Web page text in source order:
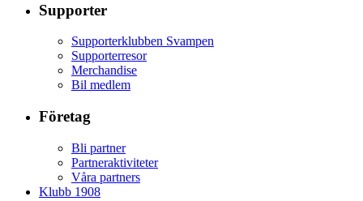
Supporter
Supporterklubben Svampen
Supporterresor
Merchandise
Bil medlem
Företag
Bli partner
Partneraktiviteter
Våra partners
Klubb 1908